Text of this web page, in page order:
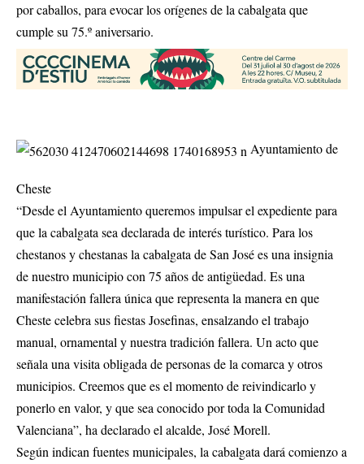
por caballos, para evocar los orígenes de la cabalgata que
cumple su 75.º aniversario.
Ayuntamiento de
Cheste
“Desde el Ayuntamiento queremos impulsar el expediente para
que la cabalgata sea declarada de interés turístico. Para los
chestanos y chestanas la cabalgata de San José es una insignia
de nuestro municipio con 75 años de antigüedad. Es una
manifestación fallera única que representa la manera en que
Cheste celebra sus fiestas Josefinas, ensalzando el trabajo
manual, ornamental y nuestra tradición fallera. Un acto que
señala una visita obligada de personas de la comarca y otros
municipios. Creemos que es el momento de reivindicarlo y
ponerlo en valor, y que sea conocido por toda la Comunidad
Valenciana”, ha declarado el alcalde, José Morell.
Según indican fuentes municipales, la cabalgata dará comienzo a